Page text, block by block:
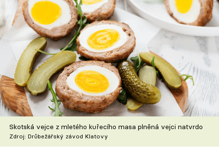
Články
TV Program
Škola vaření
Recepty z TV
Speciál: Cuketa
Těhotnej kuchař
Skotská vejce z mletého kuřecího masa plněná vejci natvrdo
Zdroj: Drůbežářský závod Klatovy